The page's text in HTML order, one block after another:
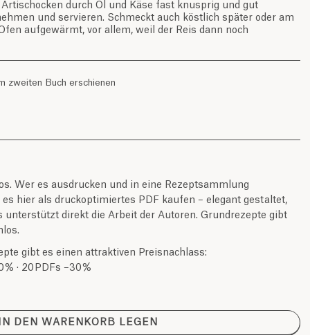
durch Öl und Käse fast knusprig und gut
und servieren. Schmeckt auch köstlich später oder am
aufgewärmt, vor allem, weil der Reis dann noch
zweiten Buch erschienen
Wer es ausdrucken und in eine Rezeptsammlung
hier als druckoptimiertes PDF kaufen – elegant gestaltet,
unterstützt direkt die Arbeit der Autoren. Grundrezepte gibt
gibt es einen attraktiven Preisnachlass:
% · 20 PDFs –30 %
IN DEN WARENKORB LEGEN